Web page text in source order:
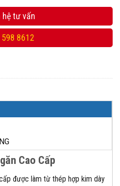
hệ tư vấn
8612
Cao Cấp
được làm từ thép hợp kim dày